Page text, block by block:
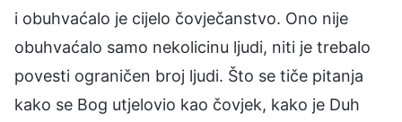
i obuhvaćalo je cijelo čovječanstvo. Ono nije
obuhvaćalo samo nekolicinu ljudi, niti je trebalo
povesti ograničen broj ljudi. Što se tiče pitanja
kako se Bog utjelovio kao čovjek, kako je Duh